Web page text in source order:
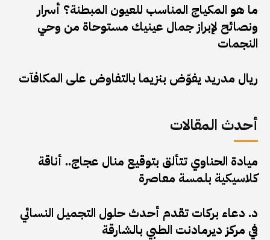
ما هو المكياج المناسب للعيون المبطنة؟ أسرار
ونصائح لإبراز جمال عينيك مستوحاة من وحي
النجمات
ريال مدريد يفوّض بنزيما بالتفاوض على المكافآت
أحدث المقالات
ميادة الحناوي تتألق بتوقيع منال عجاج.. أناقة
كلاسيكية بلمسة معاصرة
د. دعاء بركات تقدم أحدث حلول التجميل النسائي
في مركز ديرمادنت الطبي بالشارقة